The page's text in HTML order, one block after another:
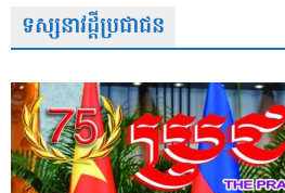
ទស្សនាវដ្តីប្រជាជន